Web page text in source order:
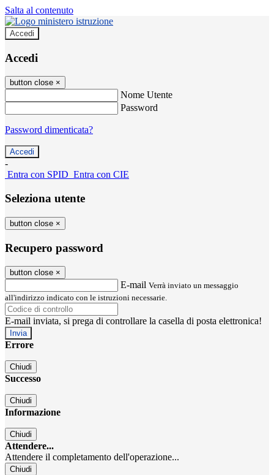
Salta al contenuto
Accedi
Accedi
button close ×
Nome Utente
Password
Password dimenticata?
-
Entra con SPID Entra con CIE
Seleziona utente
button close ×
Recupero password
button close ×
E-mail Verrà inviato un messaggio
all'indirizzo indicato con le istruzioni necessarie.
E-mail inviata, si prega di controllare la casella di posta elettronica!
Errore
Chiudi
Successo
Chiudi
Informazione
Chiudi
Attendere...
Attendere il completamento dell'operazione...
Chiudi